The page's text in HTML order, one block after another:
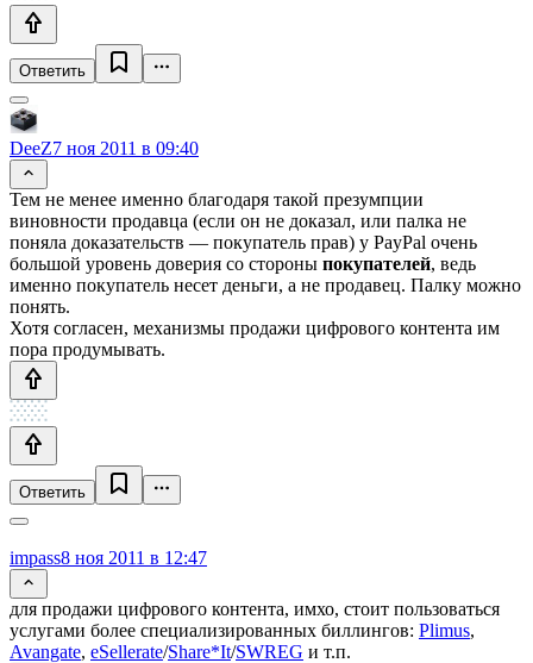
Ответить
DeeZ7 ноя 2011 в 09:40
Тем не менее именно благодаря такой презумпции
виновности продавца (если он не доказал, или палка не
поняла доказательств — покупатель прав) у PayPal очень
большой уровень доверия со стороны покупателей, ведь
именно покупатель несет деньги, а не продавец. Палку можно
понять.
Хотя согласен, механизмы продажи цифрового контента им
пора продумывать.
Ответить
impass8 ноя 2011 в 12:47
для продажи цифрового контента, имхо, стоит пользоваться
услугами более специализированных биллингов: Plimus,
Avangate, eSellerate/Share*It/SWREG и т.п.